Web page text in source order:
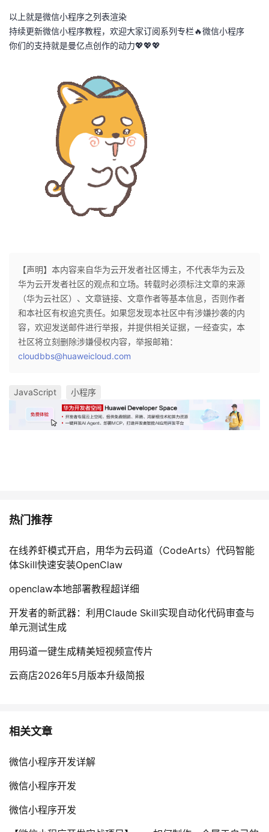
以上就是微信小程序之列表渲染
持续更新微信小程序教程，欢迎大家订阅系列专栏🔥微信小程序
你们的支持就是曼亿点创作的动力💖💖💖
【声明】本内容来自华为云开发者社区博主，不代表华为云及
华为云开发者社区的观点和立场。转载时必须标注文章的来源
（华为云社区）、文章链接、文章作者等基本信息，否则作者
和本社区有权追究责任。如果您发现本社区中有涉嫌抄袭的内
容，欢迎发送邮件进行举报，并提供相关证据，一经查实，本
社区将立刻删除涉嫌侵权内容，举报邮箱：
cloudbbs@huaweicloud.com
JavaScript 小程序
热门推荐
在线养虾模式开启，用华为云码道（CodeArts）代码智能
体Skill快速安装OpenClaw
openclaw本地部署教程超详细
开发者的新武器：利用Claude Skill实现自动化代码审查与
单元测试生成
用码道一键生成精美短视频宣传片
云商店2026年5月版本升级简报
相关文章
微信小程序开发详解
微信小程序开发
微信小程序开发